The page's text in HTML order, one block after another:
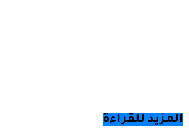
المزيد للقراءة